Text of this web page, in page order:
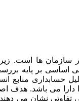
سازمان ها است.
اساسی بر پایه
حسابداری منابع
می باشد. هدف
تفاوتی نشان می